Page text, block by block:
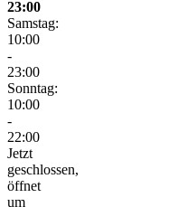
23:00
Samstag:
10:00
-
23:00
Sonntag:
10:00
-
22:00
Jetzt
geschlossen,
öffnet
um